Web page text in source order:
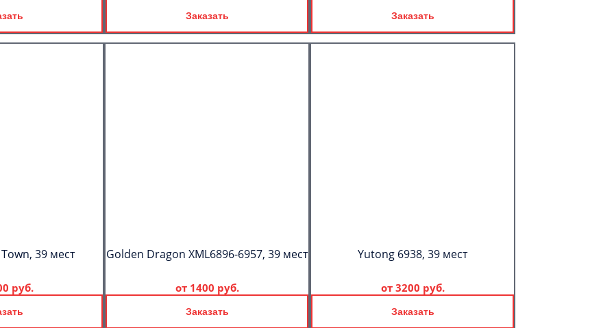
Заказать Заказать
39 мест
руб.
Golden Dragon XML6896-6957, 39 мест
от 1400 руб.
Заказать
Yutong 6938, 39 мест
от 3200 руб.
Заказать